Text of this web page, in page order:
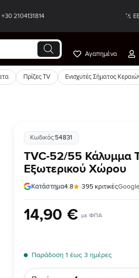
+30 2104131814
Αγαπημένα
Πρίζες TV Ενισχυτές Σήματος
Κωδικός:54831
TVC-52/55 Κάλυμμα
Εξωτερικού Χώρου
Κατάστημα4.8 ·395 κριτικέςGoogle
14,90 €
Παράδοση 1 έως 3 ημέρες
Ποσότητα